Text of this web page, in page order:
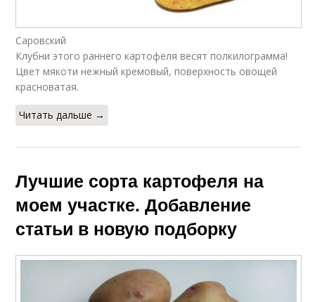
Саровский
Клубни этого раннего картофеля весят полкилограмма!
Цвет мякоти нежный кремовый, поверхность овощей
красноватая.
Читать дальше →
Лучшие сорта картофеля на
моем участке. Добавление
статьи в новую подборку